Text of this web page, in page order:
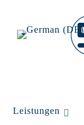
Leistungen